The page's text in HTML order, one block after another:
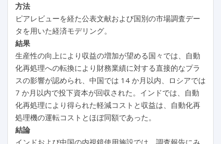
方法
ピアレビューを経た公表文献および国別の市場調査デー
タを用いた経済モデリング。
結果
生産性の向上により収益の増加が望める国々では、自動
化再処理への転換により財務業績に対する直接的なプラ
スの影響が認められ、中国では 14 か月以内、ロシアでは
7 か月以内で投下資本が回収された。インドでは、自動
化再処理により得られた軽減コストと収益は、自動化再
処理機の運転コストとほぼ同額であった。
結論
インドおよび中国の内視鏡使用施設では、調査報告にみ